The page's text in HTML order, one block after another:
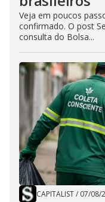
Veja em poucos
confirmado. O post
consulta do Bolsa...
CAPITALIST/ 07/08/